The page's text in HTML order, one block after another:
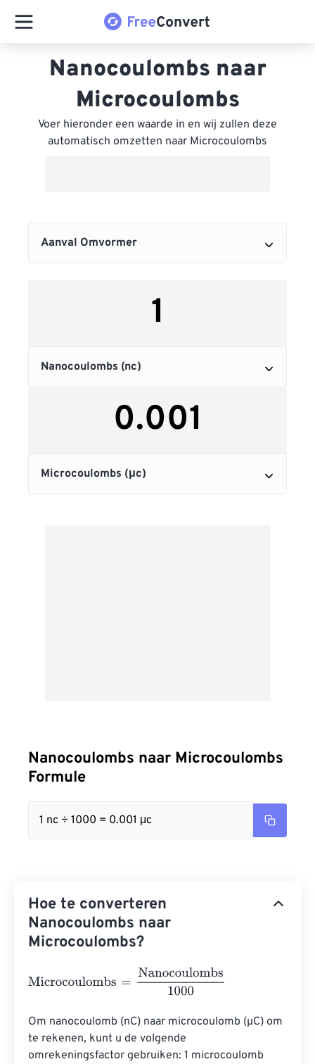
Nanocoulombs naar
Microcoulombs
Voer hieronder een waarde in en wij zullen deze
automatisch omzetten naar Microcoulombs
Nanocoulombs naar Microcoulombs
Formule
1 nc ÷ 1000 = 0.001 μc
Hoe te converteren
Nanocoulombs naar
Microcoulombs?
Microcoulombs= Nanocoulombs1000
Om nanocoulomb (nC) naar microcoulomb (µC) om
te rekenen, kunt u de volgende
omrekeningsfactor gebruiken: 1 microcoulomb